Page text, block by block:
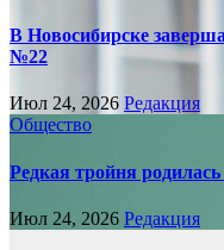
В Новосибирске
№22
Июл 24, 2026 Редакция
Общество
Редкая тройня
Июл 24, 2026 Редакция